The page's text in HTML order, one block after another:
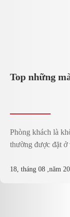
Top những
Phòng khách là
thường được đặt
những màu sơn
18, tháng 08 ,năm